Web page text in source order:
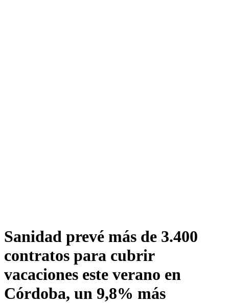
Sanidad prevé más de 3.400
contratos para cubrir
vacaciones este verano en
Córdoba, un 9,8% más